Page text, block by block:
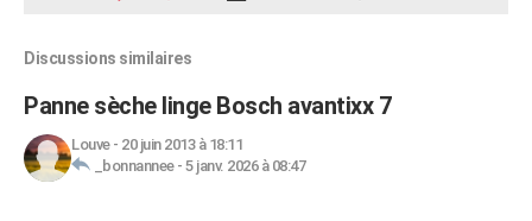
Discussions similaires
Panne sèche linge Bosch avantixx 7
Louve- 20 juin 2013 à 18:11
_bonnannee- 5 janv. 2026 à 08:47